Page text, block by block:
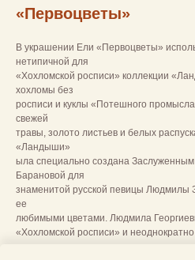
«Первоцветы»
В украшении Ели «Первоцветы»
нетипичной для
«Хохломской росписи» коллекции
хохломы без
росписи и куклы «Потешного
свежей
травы, золото листьев и белых
«Ландыши»
ыла специально создана
Барановой для
знаменитой русской певицы
ее
любимыми цветами. Людмила
«Хохломской росписи» и